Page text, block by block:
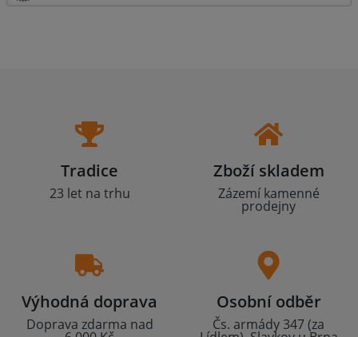
Tradice
23 let na trhu
Zboží skladem
Zázemí kamenné
prodejny
Výhodná doprava
Doprava zdarma nad
Osobní odběr
Čs. armády 347 (za